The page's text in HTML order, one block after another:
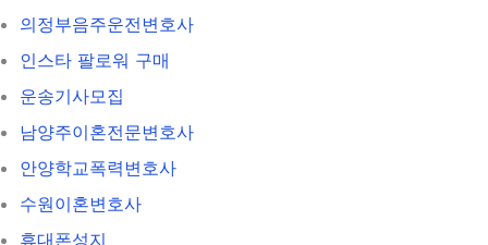
의정부음주운전변호사
인스타 팔로워 구매
운송기사모집
남양주이혼전문변호사
안양학교폭력변호사
수원이혼변호사
휴대폰성지